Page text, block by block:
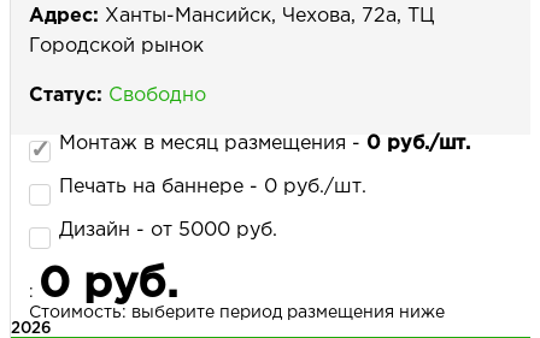
НАПИСАТЬ НАМ
Адрес: Ханты-Мансийск, Чехова, 72а, ТЦ
Городской рынок
Статус: Свободно
Монтаж в месяц размещения - 0 руб./шт.
Печать на баннере - 0 руб./шт.
Дизайн - от 5000 руб.
: 0 руб.
Стоимость: выберите период размещения ниже
2026